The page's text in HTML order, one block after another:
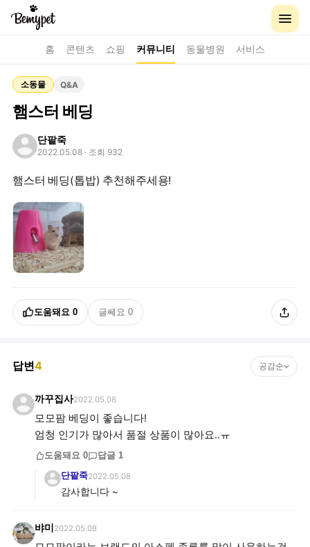
홈 콘텐츠 쇼핑 커뮤니티 동물병원 서비스
소동물 Q&A
햄스터 베딩
단팥죽
2022.05.08 · 조회 932
햄스터 베딩(톱밥) 추천해주세용!
도움돼요 0 글쎄요 0
답변4 공감순
까꾸집사2022.05.08
모모팜 베딩이 좋습니다!
엄청 인기가 많아서 품절 상품이 많아요..ㅠ
도움돼요 0 답글 1
단팥죽2022.05.08
감사합니다 ~
뱌미 2022.05.08